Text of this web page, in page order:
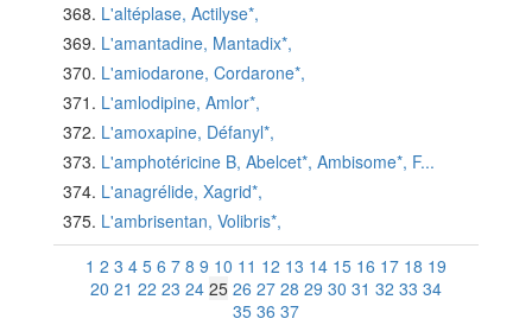
L'altéplase, Actilyse*,
L'amantadine, Mantadix*,
L'amiodarone, Cordarone*,
L'amlodipine, Amlor*,
L'amoxapine, Défanyl*,
L'amphotéricine B, Abelcet*, Ambisome*, F...
L'anagrélide, Xagrid*,
L'ambrisentan, Volibris*,
1 2 3 4 5 6 7 8 9 10 11 12 13 14 15 16 17 18 19
20 21 22 23 24 25 26 27 28 29 30 31 32 33 34
35 36 37